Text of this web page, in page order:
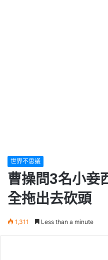
世界不思議
曹操問3名小妾
全拖出去砍頭
1,311 Less than a minute